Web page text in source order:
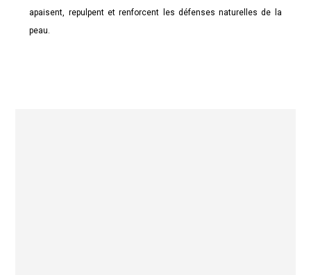
apaisent, repulpent et renforcent les défenses naturelles de la
peau.